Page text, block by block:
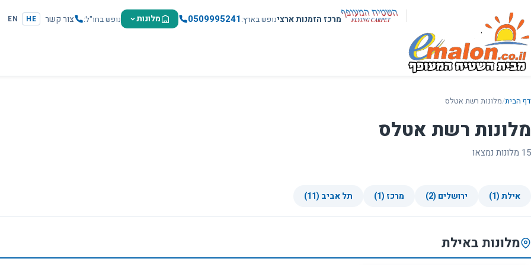
מרכז הזמנות ארצינופש בארץ 0509995241 מלונות נופש בחו"ל צור קשר HE
EN
דף הבית/מלונות רשת אטלס
מלונות רשת אטלס
15 מלונות נמצאו
אילת (1) ירושלים (2) מרכז (1) תל אביב (11)
מלונות באילת